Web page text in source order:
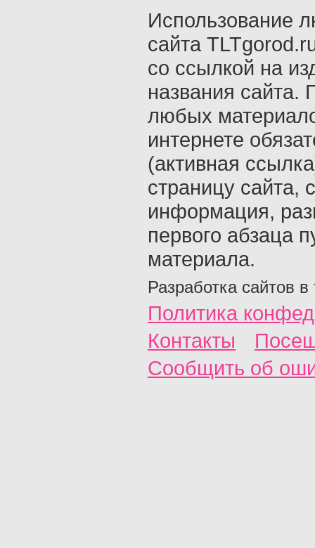
Использование
сайта
со ссылкой на
названия сайта.
любых
интернете
(активная
страницу сайта,
информация,
первого абзаца
материала.
Разработка сайтов в
Политика
Контакты
Сообщить об